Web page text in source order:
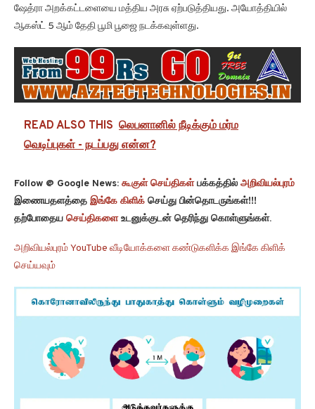
ஷேத்ரா அறக்கட்டளையை மத்திய அரசு ஏற்படுத்தியது. அயோத்தியில்
ஆகஸ்ட் 5 ஆம் தேதி பூமி பூஜை நடக்கவுள்ளது.
READ ALSO THIS லெபனானில் நீடிக்கும் மர்ம
வெடிப்புகள் - நடப்பது என்ன?
Follow @ Google News: கூகுள் செய்திகள்பக்கத்தில் அறிவியல்புரம்
இணையதளத்தை இங்கே கிளிக் செய்து பின்தொடருங்கள்!!!
தற்போதைய செய்திகளைஉடனுக்குடன் தெரிந்து கொள்ளுங்கள்.
அறிவியல்புரம் YouTube வீடியோக்களை கண்டுகளிக்க இங்கே கிளிக்
செய்யவும்